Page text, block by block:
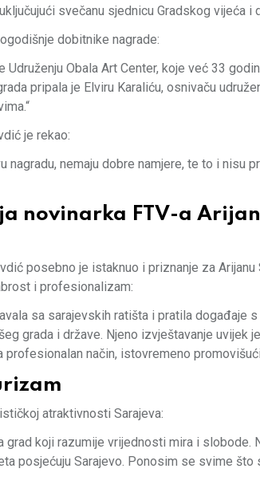
svečanu sjednicu Gradskog vijeća
dobitnike nagrade:
Udruženju Obala Art Center, koje već 33
pripala je Elviru Karaliću, osnivaču
je rekao:
nagradu, nemaju dobre namjere, te to i
novinarka FTV-a
posebno je istaknuo i priznanje za
i profesionalizam:
sa sarajevskih ratišta i pratila događaje
grada i države. Njeno izvještavanje uvijek
profesionalan način, istovremeno
atraktivnosti Sarajeva:
grad koji razumije vrijednosti mira i
posjećuju Sarajevo. Ponosim se svime što